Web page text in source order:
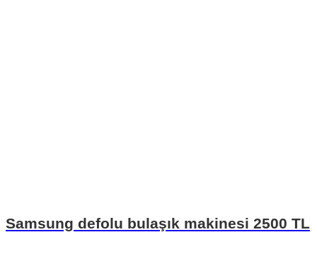
Samsung defolu bulaşık makinesi 2500 TL